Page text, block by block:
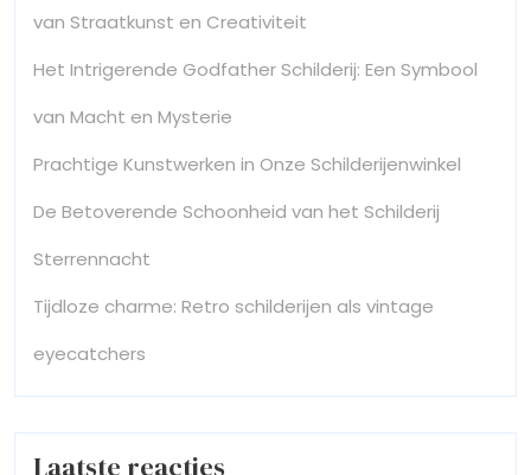
van Straatkunst en Creativiteit
Het Intrigerende Godfather Schilderij: Een Symbool
van Macht en Mysterie
Prachtige Kunstwerken in Onze Schilderijenwinkel
De Betoverende Schoonheid van het Schilderij
Sterrennacht
Tijdloze charme: Retro schilderijen als vintage
eyecatchers
Laatste reacties